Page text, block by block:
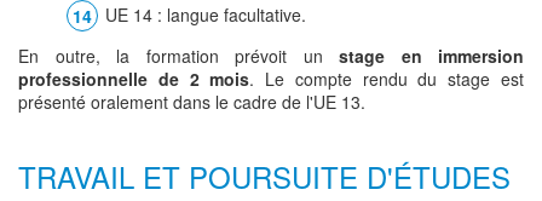
UE 14 : langue facultative.
En outre, la formation prévoit un stage en immersion
professionnelle de 2 mois. Le compte rendu du stage est
présenté oralement dans le cadre de l'UE 13.
TRAVAIL ET POURSUITE D'ÉTUDES